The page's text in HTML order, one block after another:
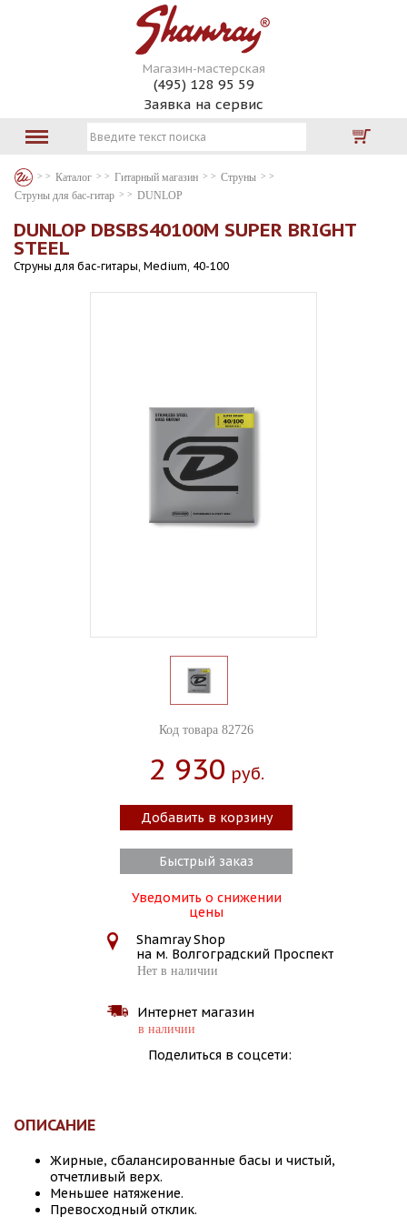
Магазин-мастерская
(495) 128 95 59
Заявка на сервис
Каталог Гитарный магазин
Струны
Струны для бас-гитар
DUNLOP
DUNLOP DBSBS40100M SUPER BRIGHT
STEEL
Струны для бас-гитары, Medium, 40-100
Код товара 82726
2 930 Руб.
Добавить в корзину
Быстрый заказ
Уведомить о снижении
цены
Shamray Shop
на м. Волгоградский Проспект
Нет в наличии
Интернет магазин
в наличии
Поделиться в соцсети:
ОПИСАНИЕ
Жирные, сбалансированные басы и чистый,
отчетливый верх.
Меньшее натяжение.
Превосходный отклик.